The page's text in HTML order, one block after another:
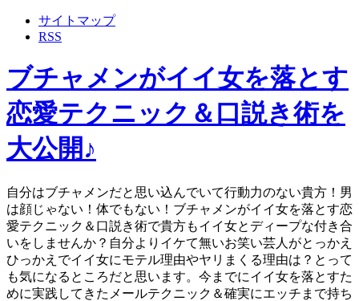
サイトマップ
RSS
ブチャメンがイイ女を落とす
恋愛テクニック＆口説き術を
大公開♪
自分はブチャメンだと思い込んでいて行動力のない貴方！男
は顔じゃない！体でもない！ブチャメンがイイ女を落とす恋
愛テクニック＆口説き術で貴方もイイ女とディープな付き合
いをしませんか？自分よりイケて無いお笑い芸人がとっかえ
ひっかえでイイ女にモテル理由やヤリまくる理由は？とって
も気になるところだと思います。今までにイイ女を落とすた
めに実践してきたメールテクニック＆確実にエッチまで持ち